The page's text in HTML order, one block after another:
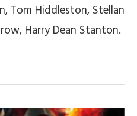
Tom Hiddleston, Stellan
Harry Dean Stanton.